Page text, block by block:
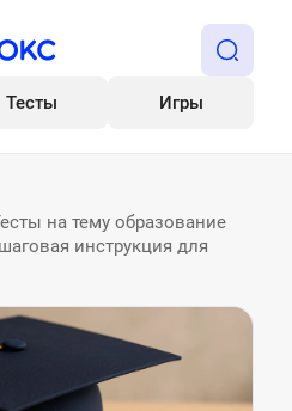
Тесты Игры
на тему образование
инструкция для